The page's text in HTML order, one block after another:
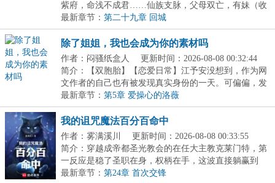
紫府，命浅不成君……仙族支脉，父母双亡，有妹（收
养...
最新章节： 第二十九章 回城
除了姐姐，我也会成为你的素材吗
作者：闷骚纸盒人
更新时间：2026-08-08 00:32:44
简介：【双胞胎】【恋爱日常】江予安没想到，作为网
文作者的自己也有被发现真实身份的一天。可偏偏，发
现...
最新章节： 第5章 爱操心的洛薇
我的诅咒魔法百分百命中
作者：雾满溪川
更新时间：2026-08-08 00:33:55
简介：穿越成帝都圣光教会的在任大主教克莱门特，第
一反应是稳了圣职在身，权柄在手，这波直接躺赢到
老。...
最新章节： 第24章 首次交锋